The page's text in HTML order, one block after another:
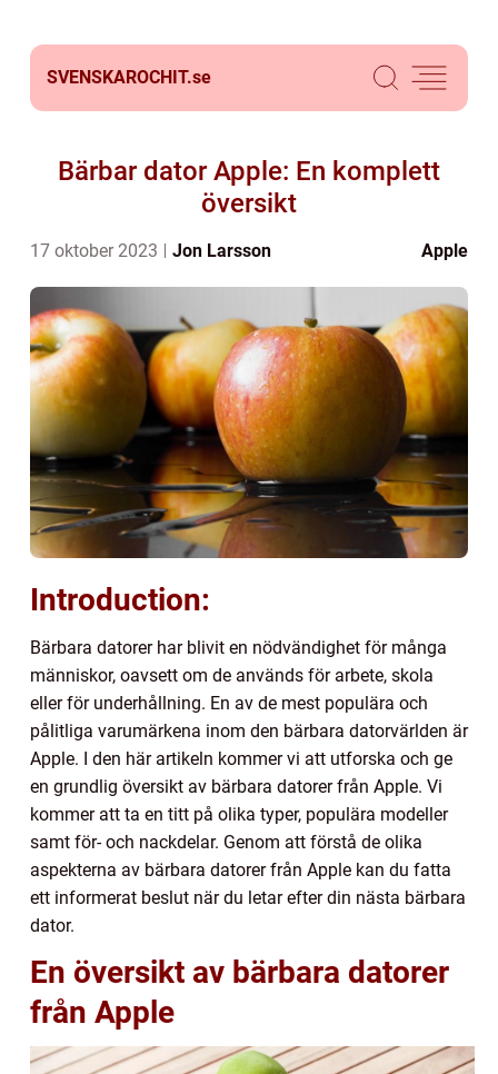
SVENSKAROCHIT.se
Bärbar dator Apple: En komplett
översikt
17 oktober 2023 Jon Larsson Apple
Introduction:
Bärbara datorer har blivit en nödvändighet för många
människor, oavsett om de används för arbete, skola
eller för underhållning. En av de mest populära och
pålitliga varumärkena inom den bärbara datorvärlden är
Apple. I den här artikeln kommer vi att utforska och ge
en grundlig översikt av bärbara datorer från Apple. Vi
kommer att ta en titt på olika typer, populära modeller
samt för- och nackdelar. Genom att förstå de olika
aspekterna av bärbara datorer från Apple kan du fatta
ett informerat beslut när du letar efter din nästa bärbara
dator.
En översikt av bärbara datorer
från Apple